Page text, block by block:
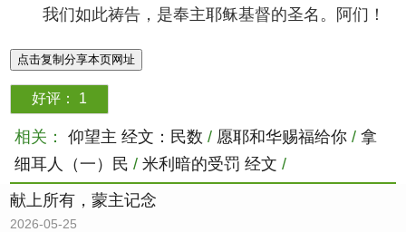
我们如此祷告，是奉主耶稣基督的圣名。阿们！
点击复制分享本页网址
好评： 1
相关： 仰望主 经文：民数 / 愿耶和华赐福给你 / 拿
细耳人（一）民 / 米利暗的受罚 经文 /
献上所有，蒙主记念
2026-05-25